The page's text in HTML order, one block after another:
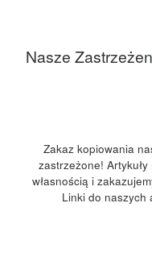
Nasze
Zakaz kopiowania
zastrzeżone!
własnością i
Linki do naszych